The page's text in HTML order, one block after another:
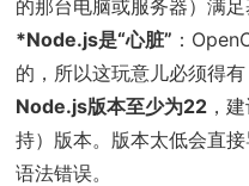
的那台电脑或服务器）满足
*Node.js是“心脏” ：
的，所以这玩意儿必须得
Node.js版本至少为22 ，
持）版本。版本太低会直
语法错误。